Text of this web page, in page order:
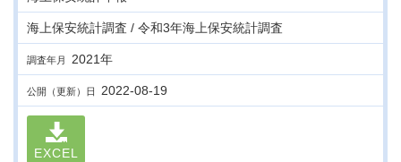
海上保安統計調査 / 令和3年海上保安統計調査
調査年月 2021年
公開（更新）日 2022-08-19
EXCEL